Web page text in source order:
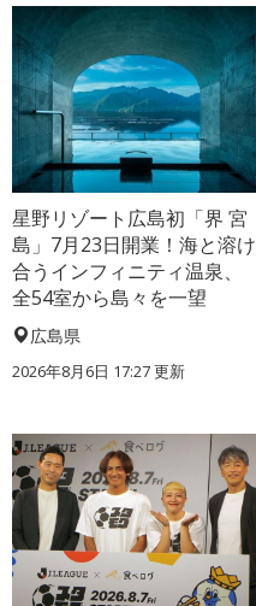
星野リゾート広島初「界 宮
島」7月23日開業！海と溶け
合うインフィニティ温泉、
全54室から島々を一望
広島県
2026年8月6日 17:27更新